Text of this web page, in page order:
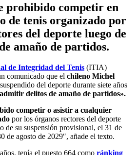
prohibido competir en
de tenis organizado por
del deporte luego de
amaño de partidos.
de Integridad del Tenis (ITIA)
comunicado que el chileno Michel
del deporte durante siete años
delitos de amaño de partidos».
competir o asistir a cualquier
por los órganos rectores del deporte
de su suspensión provisional, el 31 de
de agosto de 2029″, añade el texto.
tenía el puesto 664 como ránking